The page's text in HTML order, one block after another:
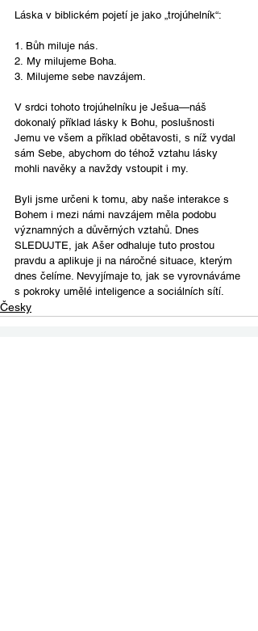
Láska v biblickém pojetí je jako „trojúhelník“:⁠
1. Bůh miluje nás.
2.⁠ ⁠My milujeme Boha.
3.⁠ ⁠Milujeme sebe navzájem.
V srdci tohoto trojúhelníku je Ješua—náš
dokonalý příklad lásky k Bohu, poslušnosti
Jemu ve všem a příklad obětavosti, s níž vydal
sám Sebe, abychom do téhož vztahu lásky
mohli navěky a navždy vstoupit i my.
Byli jsme určeni k tomu, aby naše interakce s
Bohem i mezi námi navzájem měla podobu
významných a důvěrných vztahů. Dnes
SLEDUJTE, jak Ašer odhaluje tuto prostou
pravdu a aplikuje ji na náročné situace, kterým
dnes čelíme. Nevyjímaje to, jak se vyrovnáváme
s pokroky umělé inteligence a sociálních sítí.
Česky